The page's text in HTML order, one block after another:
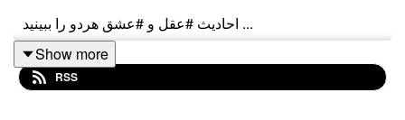
احادیث #عقل و #عشق هردو را ببینید ...
امام حسین عاشقِ عاقل میخواد...
Show more
RSS